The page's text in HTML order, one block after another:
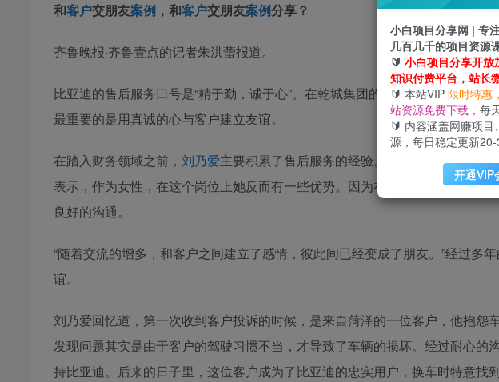
和客户交朋友案例 ，和客户交朋友案例分享？
齐鲁晚报·齐鲁壹点的记者朱洪蕾报道。
比亚迪的售后服务口号是“精于勤，诚于心”。在乾城集团的财务总监刘乃爱看
最重要的是用真诚的心与客户建立友谊。
在踏入财务领域之前， 刘乃爱主要积累了售后服务的经验。在2009年至2020
表示，作为女性，在这个岗位上她反而有一些优势。因为在与客户交流时，女
良好的沟通。
“随着交流的增多，和客户之间建立了感情，彼此间已经变成了朋友。”经过多
谊。
刘乃爱回忆道，第一次收到客户投诉的时候，是来自菏泽的一位客户，他抱怨
发现问题其实是由于客户的驾驶习惯不当，才导致了车辆的损坏。经过耐心的
持比亚迪。后来的日子里，这位客户成为了比亚迪的忠实用户，换车时特意找
小白项目分享网 | 专
几百几千的项目资源
🔰 小白项目分享开放
知识付费平台，站长
🔰 本站VIP 限时特惠，
站资源免费下载， 每
🔰 内容涵盖网赚项
源，每日稳定更新
开通VIP